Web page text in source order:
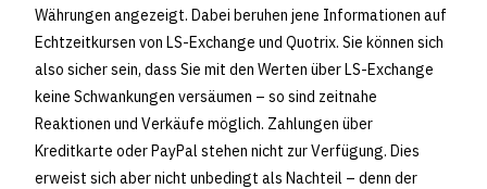
Währungen angezeigt. Dabei beruhen jene Informationen auf
Echtzeitkursen von LS-Exchange und Quotrix. Sie können sich
also sicher sein, dass Sie mit den Werten über LS-Exchange
keine Schwankungen versäumen – so sind zeitnahe
Reaktionen und Verkäufe möglich. Zahlungen über
Kreditkarte oder PayPal stehen nicht zur Verfügung. Dies
erweist sich aber nicht unbedingt als Nachteil – denn der